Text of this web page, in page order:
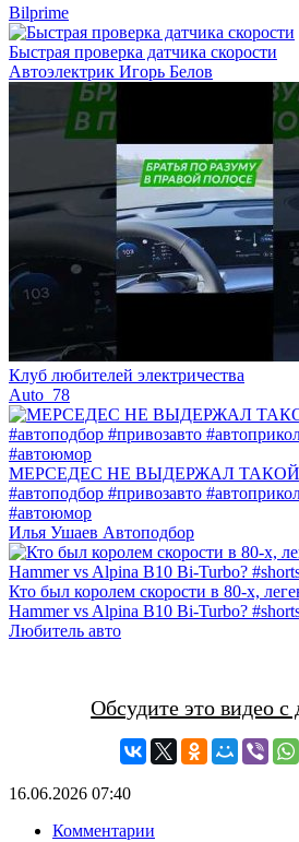
Bilprime
Быстрая проверка датчика скорости
Автоэлектрик Игорь Белов
Клуб любителей электричества
Auto_78
МЕРСЕДЕС НЕ ВЫДЕРЖАЛ
#автоподбор #привозавто
#автоюмор
Илья Ушаев Автоподбор
Кто был королем скорости в 80-х,
Hammer vs Alpina B10 Bi-Turbo?
Любитель авто
Обсудите это видео с
16.06.2026 07:40
Комментарии